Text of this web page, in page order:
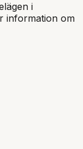
i
information om